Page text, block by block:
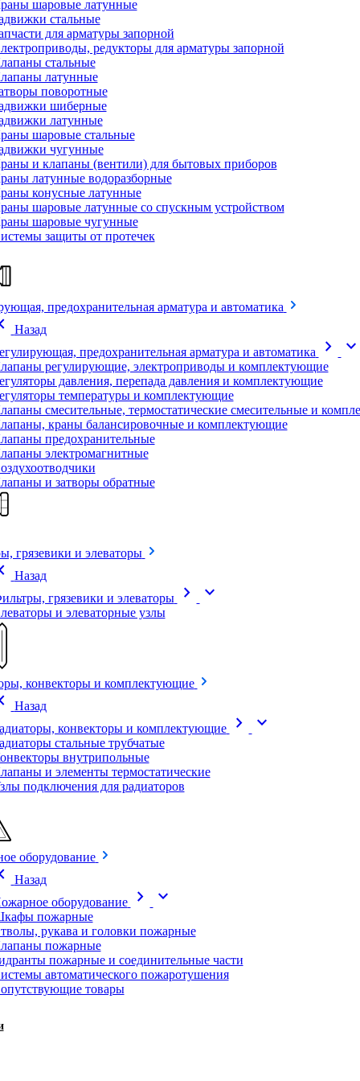
шаровые латунные
стальные
для арматуры запорной
редукторы для арматуры запорной
стальные
латунные
поворотные
шиберные
латунные
шаровые стальные
чугунные
и клапаны (вентили) для бытовых приборов
латунные водоразборные
конусные латунные
шаровые латунные со спускным устройством
шаровые чугунные
защиты от протечек
предохранительная арматура и автоматика
Назад
предохранительная арматура и автоматика
chevron_right expand_more
регулирующие, электроприводы и комплектующие
давления, перепада давления и комплектующие
температуры и комплектующие
смесительные, термостатические смесительные и
краны балансировочные и комплектующие
предохранительные
электромагнитные
и затворы обратные
грязевики и элеваторы
Назад
грязевики и элеваторы
chevron_right expand_more
и элеваторные узлы
конвекторы и комплектующие
Назад
конвекторы и комплектующие
chevron_right expand_more
стальные трубчатые
внутрипольные
и элементы термостатические
подключения для радиаторов
оборудование
Назад
оборудование
chevron_right expand_more
пожарные
рукава и головки пожарные
пожарные
пожарные и соединительные части
автоматического пожаротушения
товары